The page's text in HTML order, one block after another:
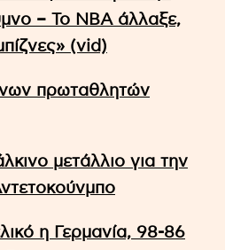
– Το ΝΒΑ άλλαξε,
(vid)
πρωταθλητών
μετάλλιο για την
η Γερμανία, 98-86